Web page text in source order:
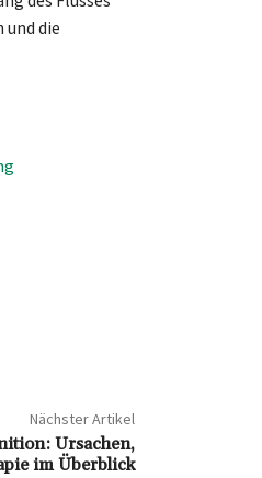
und die
Nächster Artikel
Ursachen,
im Überblick